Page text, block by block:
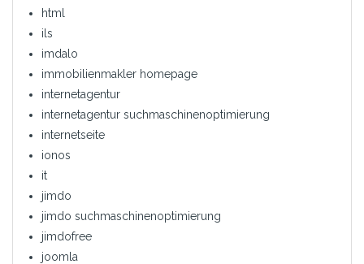
html
ils
imdalo
immobilienmakler homepage
internetagentur
internetagentur suchmaschinenoptimierung
internetseite
ionos
it
jimdo
jimdo suchmaschinenoptimierung
jimdofree
joomla